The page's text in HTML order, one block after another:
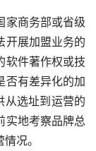
家商务部或省级
开展加盟业务的
软件著作权或技
否有差异化的加
从选址到运营的
实地考察品牌总
况。